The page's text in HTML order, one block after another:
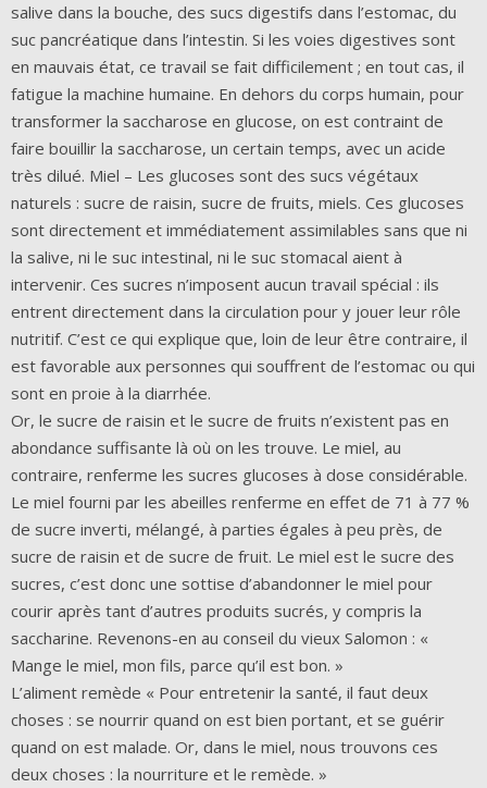
salive dans la bouche, des sucs digestifs dans l’estomac, du
suc pancréatique dans l’intestin. Si les voies digestives sont
en mauvais état, ce travail se fait difficilement ; en tout cas, il
fatigue la machine humaine. En dehors du corps humain, pour
transformer la saccharose en glucose, on est contraint de
faire bouillir la saccharose, un certain temps, avec un acide
très dilué. Miel – Les glucoses sont des sucs végétaux
naturels : sucre de raisin, sucre de fruits, miels. Ces glucoses
sont directement et immédiatement assimilables sans que ni
la salive, ni le suc intestinal, ni le suc stomacal aient à
intervenir. Ces sucres n’imposent aucun travail spécial : ils
entrent directement dans la circulation pour y jouer leur rôle
nutritif. C’est ce qui explique que, loin de leur être contraire, il
est favorable aux personnes qui souffrent de l’estomac ou qui
sont en proie à la diarrhée.
Or, le sucre de raisin et le sucre de fruits n’existent pas en
abondance suffisante là où on les trouve. Le miel, au
contraire, renferme les sucres glucoses à dose considérable.
Le miel fourni par les abeilles renferme en effet de 71 à 77 %
de sucre inverti, mélangé, à parties égales à peu près, de
sucre de raisin et de sucre de fruit. Le miel est le sucre des
sucres, c’est donc une sottise d’abandonner le miel pour
courir après tant d’autres produits sucrés, y compris la
saccharine. Revenons-en au conseil du vieux Salomon : «
Mange le miel, mon fils, parce qu’il est bon. »
L’aliment remède « Pour entretenir la santé, il faut deux
choses : se nourrir quand on est bien portant, et se guérir
quand on est malade. Or, dans le miel, nous trouvons ces
deux choses : la nourriture et le remède. »